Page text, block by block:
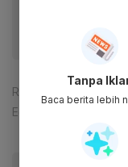
Reporter:
Nur Hana
Editor:
Tanpa
Baca berita lebih